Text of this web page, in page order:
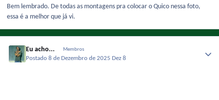
Bem lembrado. De todas as montagens pra colocar o Quico nessa foto,
essa é a melhor que já vi.
Eu acho... Membros
Postado8 de Dezembro de 2025 Dez 8